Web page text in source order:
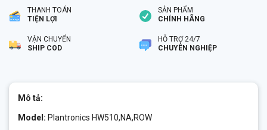
THANH TOÁN
TIỆN LỢI
SẢN PHẨM
CHÍNH HÃNG
VẬN CHUYỂN
SHIP COD
HỖ TRỢ 24/7
CHUYÊN NGHIỆP
Mô tả:
Model: Plantronics HW510,NA,ROW